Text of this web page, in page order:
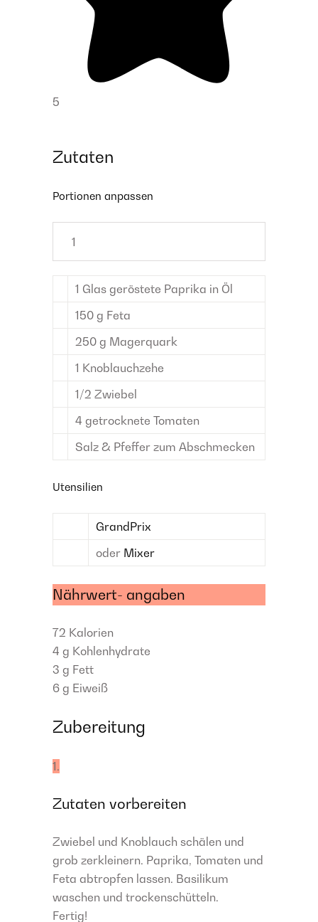
5
Zutaten
Portionen anpassen
1 Glas geröstete Paprika in Öl
150 g Feta
250 g Magerquark
1 Knoblauchzehe
1/2 Zwiebel
4 getrocknete Tomaten
Salz & Pfeffer zum Abschmecken
Utensilien
GrandPrix
oder Mixer
Nährwert- angaben
72 Kalorien
4 g Kohlenhydrate
3 g Fett
6 g Eiweiß
Zubereitung
1.
Zutaten vorbereiten
Zwiebel und Knoblauch schälen und
grob zerkleinern. Paprika, Tomaten und
Feta abtropfen lassen. Basilikum
waschen und trockenschütteln.
Fertig!